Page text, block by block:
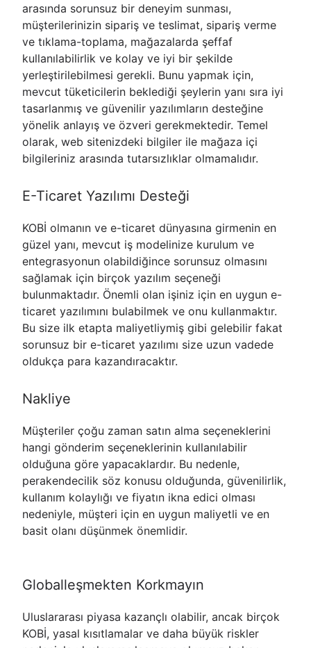
arasında sorunsuz bir deneyim sunması,
müşterilerinizin sipariş ve teslimat, sipariş verme
ve tıklama-toplama, mağazalarda şeffaf
kullanılabilirlik ve kolay ve iyi bir şekilde
yerleştirilebilmesi gerekli. Bunu yapmak için,
mevcut tüketicilerin beklediği şeylerin yanı sıra iyi
tasarlanmış ve güvenilir yazılımların desteğine
yönelik anlayış ve özveri gerekmektedir. Temel
olarak, web sitenizdeki bilgiler ile mağaza içi
bilgileriniz arasında tutarsızlıklar olmamalıdır.
E-Ticaret Yazılımı Desteği
KOBİ olmanın ve e-ticaret dünyasına girmenin en
güzel yanı, mevcut iş modelinize kurulum ve
entegrasyonun olabildiğince sorunsuz olmasını
sağlamak için birçok yazılım seçeneği
bulunmaktadır. Önemli olan işiniz için en uygun e-
ticaret yazılımını bulabilmek ve onu kullanmaktır.
Bu size ilk etapta maliyetliymiş gibi gelebilir fakat
sorunsuz bir e-ticaret yazılımı size uzun vadede
oldukça para kazandıracaktır.
Nakliye
Müşteriler çoğu zaman satın alma seçeneklerini
hangi gönderim seçeneklerinin kullanılabilir
olduğuna göre yapacaklardır. Bu nedenle,
perakendecilik söz konusu olduğunda, güvenilirlik,
kullanım kolaylığı ve fiyatın ikna edici olması
nedeniyle, müşteri için en uygun maliyetli ve en
basit olanı düşünmek önemlidir.
Globalleşmekten Korkmayın
Uluslararası piyasa kazançlı olabilir, ancak birçok
KOBİ, yasal kısıtlamalar ve daha büyük riskler